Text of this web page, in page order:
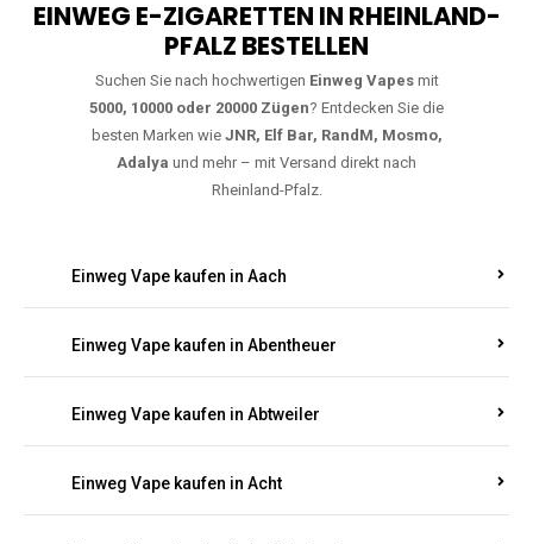
EINWEG E-ZIGARETTEN IN RHEINLAND-
PFALZ BESTELLEN
Suchen Sie nach hochwertigen Einweg Vapesmit
5000, 10000 oder 20000 Zügen? Entdecken Sie die
besten Marken wie JNR, Elf Bar, RandM, Mosmo,
Adalya und mehr – mit Versand direkt nach
Rheinland-Pfalz.
Einweg Vape kaufen in Aach
Einweg Vape kaufen in Abentheuer
Einweg Vape kaufen in Abtweiler
Einweg Vape kaufen in Acht